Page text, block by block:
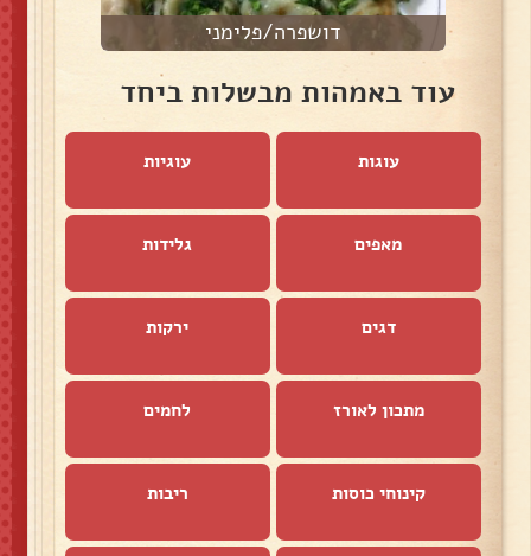
דושפרה/פלימני
עוד באמהות מבשלות ביחד
עוגות עוגיות
מאפים גלידות
דגים ירקות
מתכון לאורז לחמים
קינוחי כוסות ריבות